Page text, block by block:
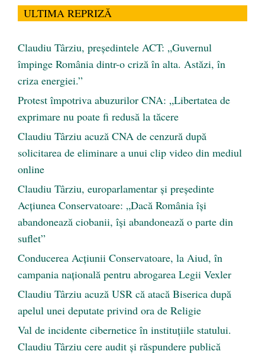
ULTIMA REPRIZĂ
Claudiu Târziu, președintele ACT: „Guvernul
împinge România dintr-o criză în alta. Astăzi, în
criza energiei.”
Protest împotriva abuzurilor CNA: „Libertatea de
exprimare nu poate fi redusă la tăcere
Claudiu Târziu acuză CNA de cenzură după
solicitarea de eliminare a unui clip video din mediul
online
Claudiu Târziu, europarlamentar și președinte
Acțiunea Conservatoare: „Dacă România își
abandonează ciobanii, își abandonează o parte din
suflet”
Conducerea Acțiunii Conservatoare, la Aiud, în
campania națională pentru abrogarea Legii Vexler
Claudiu Târziu acuză USR că atacă Biserica după
apelul unei deputate privind ora de Religie
Val de incidente cibernetice în instituțiile statului.
Claudiu Târziu cere audit și răspundere publică